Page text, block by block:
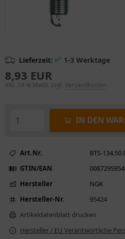
Lieferzeit: ✅ 1-3 Werktage
8,93 EUR
inkl. 19 % MwSt. zzgl. Versandkosten
IN DEN
Art.Nr.
BTS-
GTIN/EAN
Hersteller
NGK
Hersteller-Nr.
95424
Artikeldatenblatt drucken
Hersteller / EU Verantwortliche